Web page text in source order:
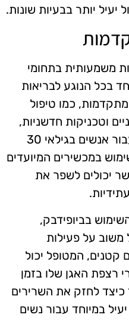
יעיל יותר בבעיות שונות.
משמעותית בתחומי
בכל הנוגע לבריאות
כמו טיפול
וטכניקות חדשניות,
הופכות לזמינות יותר ויותר עבור אנשים בגילאי 30
במכשירים המיועדים
יכולים לשפר את
בביופידבק,
על פעילות
קטנים, המטופל יכול
רצפת האגן שלו בזמן
לחזק את השרירים
במיוחד עבור נשים